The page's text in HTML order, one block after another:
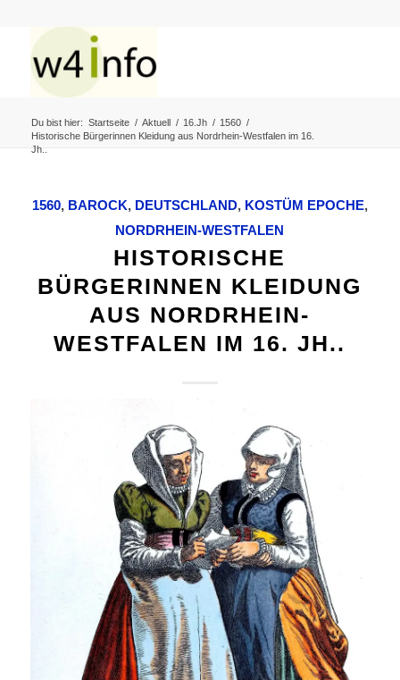
Du bist hier: Startseite / Aktuell / 16.Jh / 1560 /
Historische Bürgerinnen Kleidung aus Nordrhein-Westfalen im 16.
Jh..
1560, BAROCK, DEUTSCHLAND, KOSTÜM EPOCHE,
NORDRHEIN-WESTFALEN
HISTORISCHE
BÜRGERINNEN KLEIDUNG
AUS NORDRHEIN-
WESTFALEN IM 16. JH..